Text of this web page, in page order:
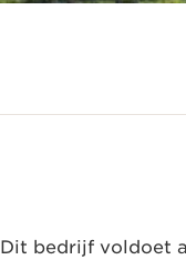
Dit bedrijf voldoet